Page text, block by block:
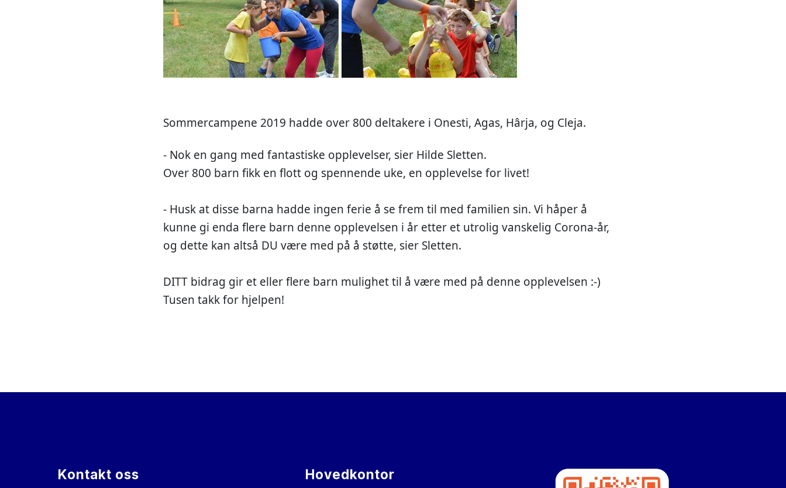
Sommercampene 2019 hadde over 800 deltakere i Onesti, Agas, Hârja, og Cleja.
- Nok en gang med fantastiske opplevelser, sier Hilde Sletten.
Over 800 barn fikk en flott og spennende uke, en opplevelse for livet!
- Husk at disse barna hadde ingen ferie å se frem til med familien sin. Vi håper å
kunne gi enda flere barn denne opplevelsen i år etter et utrolig vanskelig Corona-år,
og dette kan altså DU være med på å støtte, sier Sletten.
DITT bidrag gir et eller flere barn mulighet til å være med på denne opplevelsen :-)
Tusen takk for hjelpen!
Kontakt oss Hovedkontor